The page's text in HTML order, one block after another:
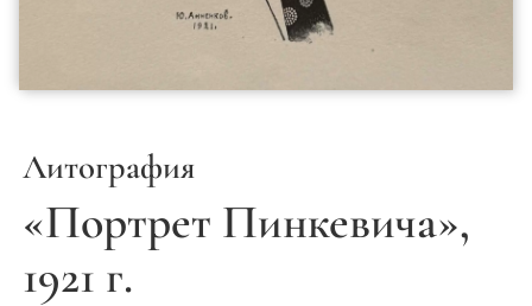
Литография
«Портрет Пинкевича»,
1921 г.